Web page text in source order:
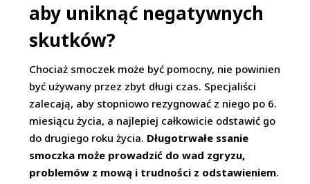
aby uniknąć negatywnych
skutków?
Chociaż smoczek może być pomocny, nie powinien
być używany przez zbyt długi czas. Specjaliści
zalecają, aby stopniowo rezygnować z niego po 6.
miesiącu życia, a najlepiej całkowicie odstawić go
do drugiego roku życia. Długotrwałe ssanie
smoczka może prowadzić do wad zgryzu,
problemów z mową i trudności z odstawieniem.